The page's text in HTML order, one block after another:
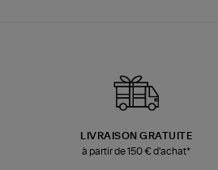
LIVRAISON GRATUITE
à partir de 150 € d'achat*